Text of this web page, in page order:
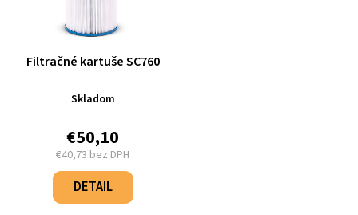
Filtračné kartuše SC760
Skladom
€50,10
€40,73 bez DPH
Jednotková
cena:
DETAIL